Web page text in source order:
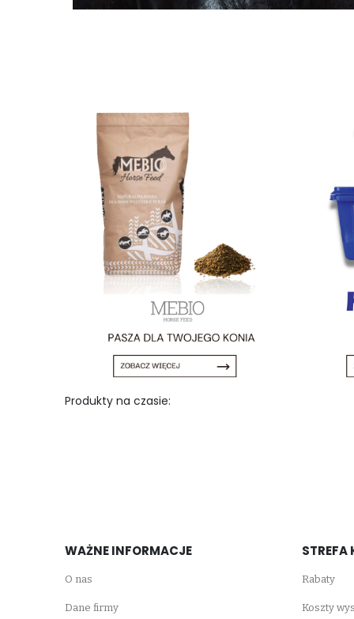
Produkty na czasie:
WAŻNE INFORMACJE
O nas
Dane firmy
STREFA
Rabaty
Koszty